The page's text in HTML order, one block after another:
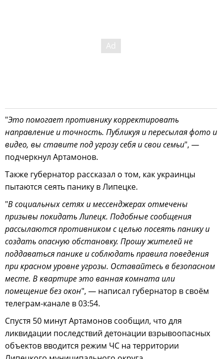
"Это помогает противнику корректировать
направление и точность. Публикуя и пересылая фото и
видео, вы ставите под угрозу себя и свои семьи", —
подчеркнул Артамонов.
Также губернатор рассказал о том, как украинцы
пытаются сеять панику в Липецке.
"В социальных сетях и мессенджерах отмечены
призывы покидать Липецк. Подобные сообщения
рассылаются противником с целью посеять панику и
создать опасную обстановку. Прошу жителей не
поддаваться панике и соблюдать правила поведения
при красном уровне угрозы. Оставайтесь в безопасном
месте. В квартире это ванная комната или
помещение без окон", — написал губернатор в своём
телеграм-канале в 03:54.
Спустя 50 минут Артамонов сообщил, что для
ликвидации последствий детонации взрывоопасных
объектов вводится режим ЧС на территории